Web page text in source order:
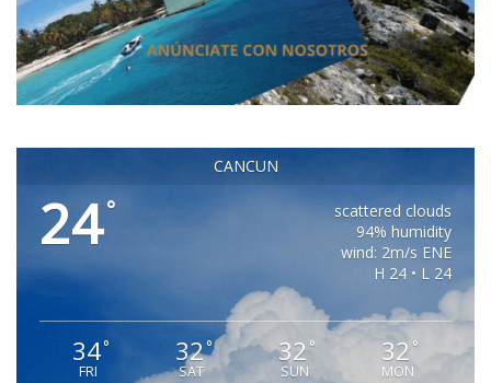
CANCUN
24°
scattered clouds
94% humidity
wind: 2m/s ENE
H 24 • L 24
34°
FRI
32°
SAT
32 °
SUN
32 °
MON